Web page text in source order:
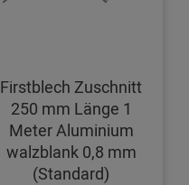
Firstblech Zuschnitt
250 mm Länge 1
Meter Aluminium
walzblank 0,8 mm
(Standard)